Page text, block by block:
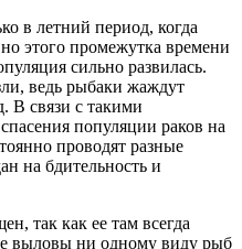
в летний период, когда
этого промежутка времени
сильно развилась.
ведь рыбаки жаждут
В связи с такими
популяции раков на
проводят разные
на бдительность и
так как ее там всегда
выловы ни одному виду рыб